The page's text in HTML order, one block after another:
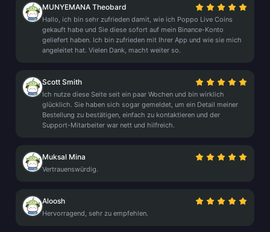
MUNYEMANA Theobard
Hallo, ich bin sehr zufrieden damit, wie ich Poppo Live Coins
gekauft habe und Sie diese sofort auf mein Binance-Konto
geliefert haben. Ich bin zufrieden mit Ihrer App und wie sie mich
angeleitet hat. Vielen Dank, macht weiter so.
Scott Smith
Ich nutze diese Seite seit ein paar Wochen und bin wirklich
glücklich. Sie haben sich sogar gemeldet, um ein Detail meiner
Bestellung zu bestätigen, einfach zu kontaktieren und der
Support-Mitarbeiter war nett und hilfreich.
Muksal Mina
Vertrauenswürdig.
Aloosh
Hervorragend, sehr zu empfehlen.